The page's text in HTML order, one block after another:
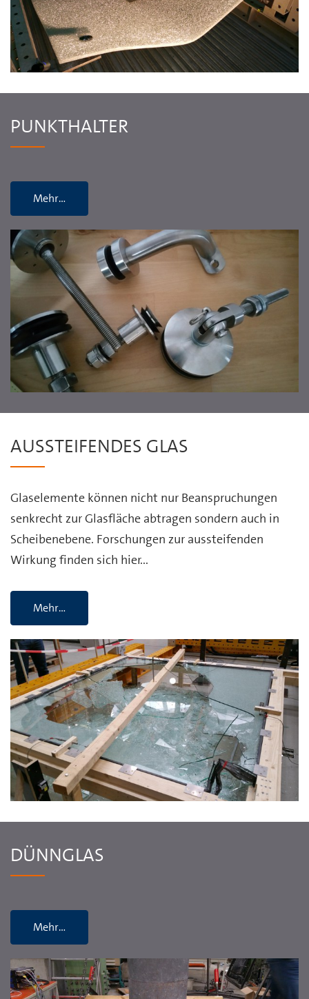
PUNKTHALTER
Mehr…
AUSSTEIFENDES GLAS
Glaselemente können nicht nur Beanspruchungen
senkrecht zur Glasfläche abtragen sondern auch in
Scheibenebene. Forschungen zur aussteifenden
Wirkung finden sich hier...
Mehr…
DÜNNGLAS
Mehr…